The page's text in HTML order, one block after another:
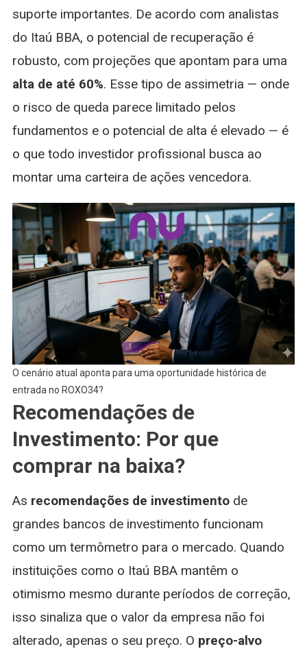
suporte importantes. De acordo com analistas
do Itaú BBA, o potencial de recuperação é
robusto, com projeções que apontam para uma
alta de até 60%. Esse tipo de assimetria — onde
o risco de queda parece limitado pelos
fundamentos e o potencial de alta é elevado — é
o que todo investidor profissional busca ao
montar uma carteira de ações vencedora.
O cenário atual aponta para uma oportunidade histórica de
entrada no ROXO34?
Recomendações de
Investimento: Por que
comprar na baixa?
As recomendações de investimentode
grandes bancos de investimento funcionam
como um termômetro para o mercado. Quando
instituições como o Itaú BBA mantêm o
otimismo mesmo durante períodos de correção,
isso sinaliza que o valor da empresa não foi
alterado, apenas o seu preço. O preço-alvo